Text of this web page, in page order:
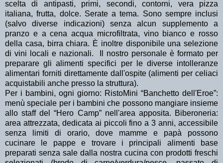
scelta di antipasti, primi, secondi, contorni, vera pizza
italiana, frutta, dolce. Serate a tema. Sono sempre inclusi
(salvo diverse indicazioni) senza alcun supplemento a
pranzo e a cena acqua microfiltrata, vino bianco e rosso
della casa, birra chiara. È inoltre disponibile una selezione
di vini locali e nazionali. Il nostro personale è formato per
preparare gli alimenti specifici per le diverse intolleranze
alimentari forniti direttamente dall'ospite (alimenti per celiaci
acquistabili anche presso la struttura).
Per i bambini, ogni giorno: RistoMini “Banchetto dell'Eroe”:
menù speciale per i bambini che possono mangiare insieme
allo staff del “Hero Camp” nell'area apposita. Biberoneria:
area attrezzata, dedicata ai piccoli fino a 3 anni, accessibile
senza limiti di orario, dove mamme e papà possono
cucinare le pappe e trovare i principali alimenti base
preparati senza sale dalla nostra cucina con prodotti freschi